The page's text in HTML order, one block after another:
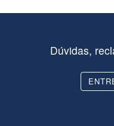
Dúvidas,